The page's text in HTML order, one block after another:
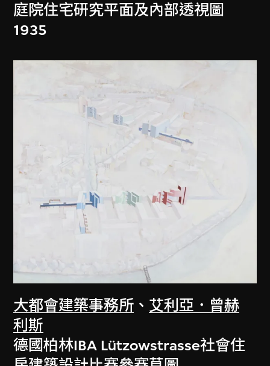
庭院住宅研究平面及內部透視圖
1935
大都會建築事務所 、 艾利亞．曾赫
利斯
德國柏林IBA Lützowstrasse社會住